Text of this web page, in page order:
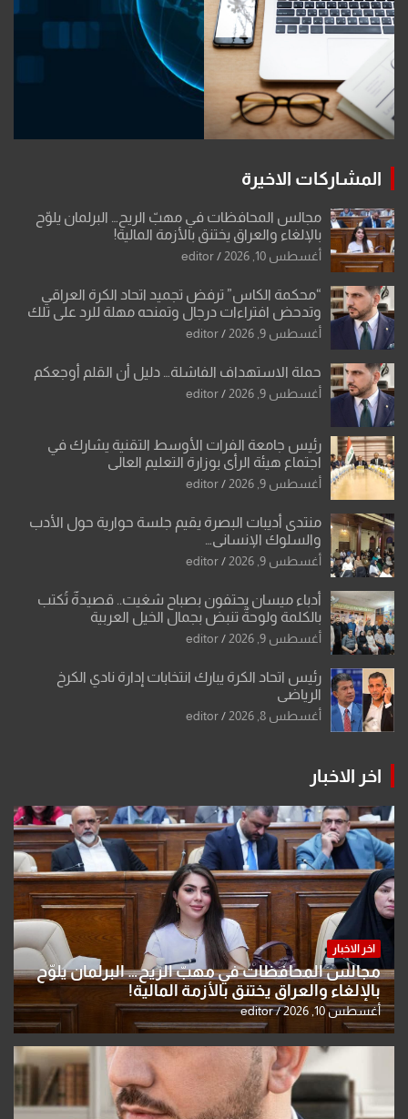
المشاركات الاخيرة
مجالس المحافظات في مهبّ الريح… البرلمان يلوّح
بالإلغاء والعراق يختنق بالأزمة المالية!
أغسطس 10, 2026 editor
“محكمة الكاس” ترفض تجميد اتحاد الكرة العراقي
وتدحض افتراءات درجال وتمنحه مهلة للرد على تلك
الشكوى
أغسطس 9, 2026 editor
حملة الاستهداف الفاشلة… دليل أن القلم أوجعكم
أغسطس 9, 2026 editor
رئيس جامعة الفرات الأوسط التقنية يشارك في
اجتماع هيئة الرأي بوزارة التعليم العالي
أغسطس 9, 2026 editor
منتدى أديبات البصرة يقيم جلسة حوارية حول الأدب
والسلوك الإنساني…
أغسطس 9, 2026 editor
أدباء ميسان يحتفون بصباح شغيت.. قصيدةٌ تُكتب
بالكلمة ولوحةٌ تنبض بجمال الخيل العربية
أغسطس 9, 2026 editor
رئيس اتحاد الكرة يبارك انتخابات إدارة نادي الكرخ
الرياضي
أغسطس 8, 2026 editor
اخر الاخبار
اخر الاخبار
مجالس المحافظات في مهبّ الريح… البرلمان يلوّح
بالإلغاء والعراق يختنق بالأزمة المالية!
أغسطس 10, 2026 editor